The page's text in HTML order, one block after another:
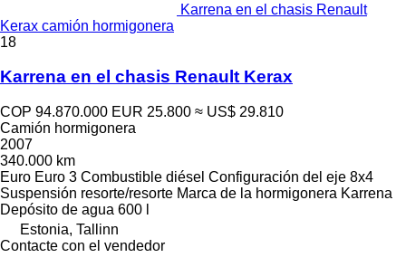
Karrena en el chasis Renault
Kerax camión hormigonera
18
Karrena en el chasis Renault Kerax
COP 94.870.000 EUR 25.800 ≈ US$ 29.810
Camión hormigonera
2007
340.000 km
Euro Euro 3 Combustible diésel Configuración del eje 8x4
Suspensión resorte/resorte Marca de la hormigonera Karrena
Depósito de agua 600 l
Estonia, Tallinn
Contacte con el vendedor